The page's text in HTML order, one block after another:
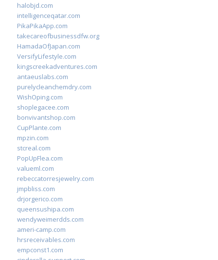
halobjd.com
intelligenceqatar.com
PikaPikaApp.com
takecareofbusinessdfw.org
HamadaOfJapan.com
VersifyLifestyle.com
kingscreekadventures.com
antaeuslabs.com
purelycleanchemdry.com
WishOping.com
shoplegacee.com
bonvivantshop.com
CupPlante.com
mpzin.com
stcreal.com
PopUpFlea.com
valueml.com
rebeccatorresjewelry.com
jmpbliss.com
drjorgerico.com
queensushipa.com
wendyweimerdds.com
ameri-camp.com
hrsreceivables.com
empconst1.com